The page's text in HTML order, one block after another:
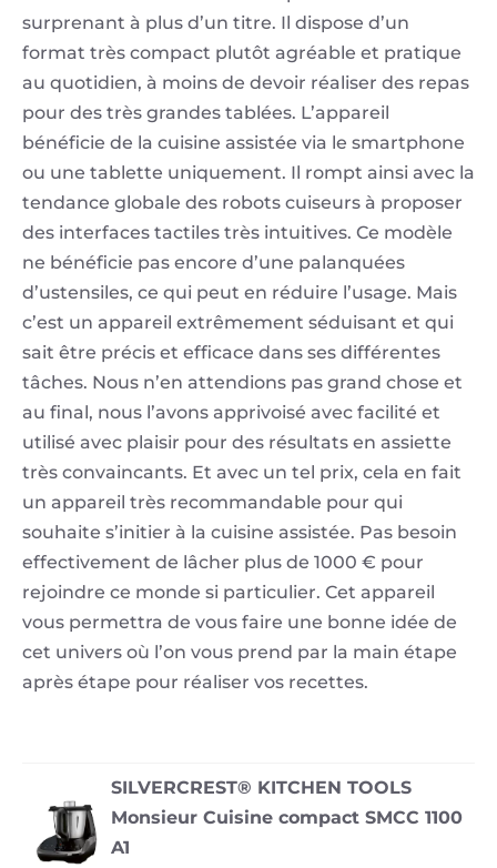
surprenant à plus d’un titre. Il dispose d’un
format très compact plutôt agréable et pratique
au quotidien, à moins de devoir réaliser des repas
pour des très grandes tablées. L’appareil
bénéficie de la cuisine assistée via le smartphone
ou une tablette uniquement. Il rompt ainsi avec la
tendance globale des robots cuiseurs à proposer
des interfaces tactiles très intuitives. Ce modèle
ne bénéficie pas encore d’une palanquées
d’ustensiles, ce qui peut en réduire l’usage. Mais
c’est un appareil extrêmement séduisant et qui
sait être précis et efficace dans ses différentes
tâches. Nous n’en attendions pas grand chose et
au final, nous l’avons apprivoisé avec facilité et
utilisé avec plaisir pour des résultats en assiette
très convaincants. Et avec un tel prix, cela en fait
un appareil très recommandable pour qui
souhaite s’initier à la cuisine assistée. Pas besoin
effectivement de lâcher plus de 1000 € pour
rejoindre ce monde si particulier. Cet appareil
vous permettra de vous faire une bonne idée de
cet univers où l’on vous prend par la main étape
après étape pour réaliser vos recettes.
SILVERCREST® KITCHEN TOOLS
Monsieur Cuisine compact SMCC 1100
A1